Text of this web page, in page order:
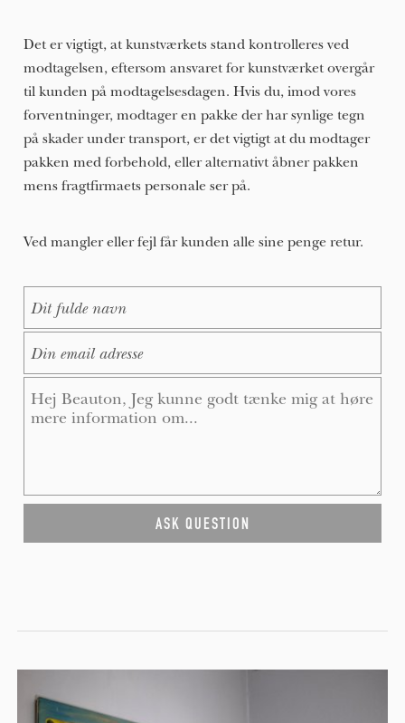
Det er vigtigt, at kunstværkets stand kontrolleres ved
modtagelsen, eftersom ansvaret for kunstværket overgår
til kunden på modtagelsesdagen. Hvis du, imod vores
forventninger, modtager en pakke der har synlige tegn
på skader under transport, er det vigtigt at du modtager
pakken med forbehold, eller alternativt åbner pakken
mens fragtfirmaets personale ser på.
Ved mangler eller fejl får kunden alle sine penge retur.